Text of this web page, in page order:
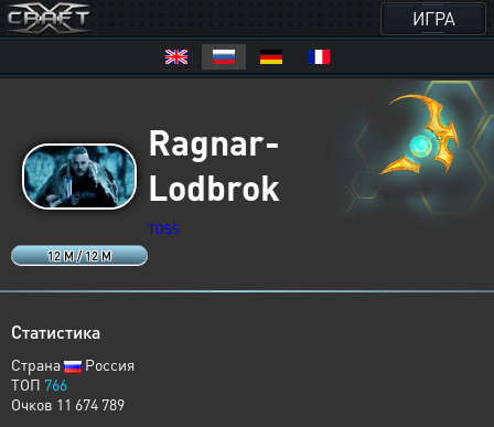
ИГРА
12 M / 12 M
Ragnar-
Lodbrok
TOSS
Статистика
Страна
Россия
ТОП 766
Очков 11 674 789